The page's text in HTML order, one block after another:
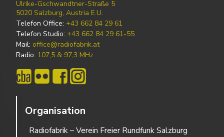
Ulrike-Gschwandtner-Straße 5
5020 Salzburg, Austria E.U.
Telefon Office: +43 662 84 29 61
Telefon Studio: +43 662 84 29 61-55
Mail: office@radiofabrik.at
Radio: 107,5 & 97,3 MHz
Organisation
Radiofabrik – Verein Freier Rundfunk Salzburg